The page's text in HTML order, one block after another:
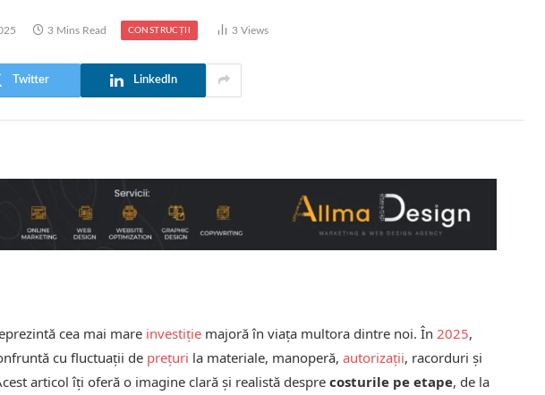
3 Mins Read CONSTRUCȚII 3Views
Twitter LinkedIn
cea mai mare investiție majoră în viața multora dintre noi. În 2025,
cu fluctuații de prețuri la materiale, manoperă,autorizații, racorduri și
articol îți oferă o imagine clară și realistă desprecosturile pe etape, de la